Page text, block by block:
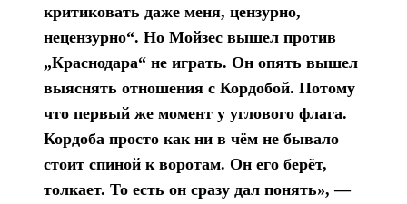
критиковать даже меня, цензурно,
нецензурно“. Но Мойзес вышел против
„Краснодара“ не играть. Он опять вышел
выяснять отношения с Кордобой. Потому
что первый же момент у углового флага.
Кордоба просто как ни в чём не бывало
стоит спиной к воротам. Он его берёт,
толкает. То есть он сразу дал понять», —